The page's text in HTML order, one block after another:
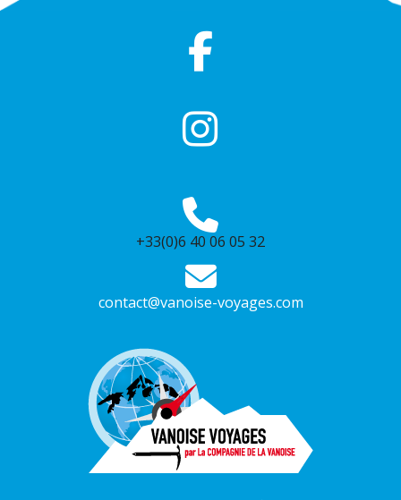
+33(0)6 40 06 05 32
contact@vanoise-voyages.com